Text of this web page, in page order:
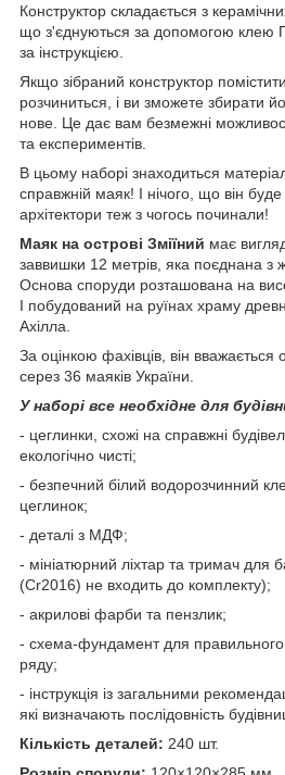
Конструктор складається з
що з'єднуються за допомогою клею
за інструкцією.
Якщо зібраний конструктор
розчиниться, і ви зможете збирати
нове. Це дає вам безмежні
та експериментів.
В цьому наборі знаходиться
справжній маяк! І нічого, що він
архітектори теж з чогось починали!
Маяк на острові Зміїний має
заввишки 12 метрів, яка поєднана з
Основа споруди розташована на
І побудований на руїнах храму
Ахілла.
За оцінкою фахівців, він
серез 36 маяків України.
У наборі все необхідне для
- цеглинки, схожі на справжні
екологічно чисті;
- безпечний білий водорозчинний
цеглинок;
- деталі з МДФ;
- мініатюрний ліхтар та тримач для
(Cr2016) не входить до комплекту);
- акрилові фарби та пензлик;
- схема-фундамент для
ряду;
- інструкція із загальними
які визначають послідовність
Кількість деталей: 240 шт.